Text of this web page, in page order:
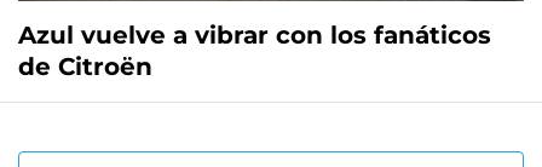
Azul vuelve a vibrar con los fanáticos
de Citroën